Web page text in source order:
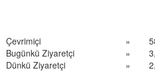
Çevrimiçi »
Bugünkü Ziyaretçi
»
Dünkü Ziyaretçi
»